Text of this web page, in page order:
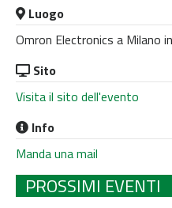
Luogo
Omron Electronics a Milano
Sito
Visita il sito dell'evento
Info
Manda una mail
PROSSIMI EVENTI